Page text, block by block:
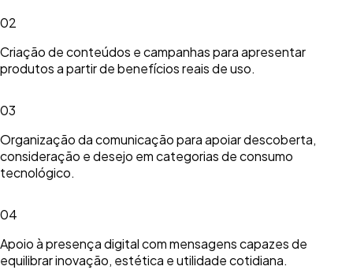
02
Criação de conteúdos e campanhas para apresentar
produtos a partir de benefícios reais de uso.
03
Organização da comunicação para apoiar descoberta,
consideração e desejo em categorias de consumo
tecnológico.
04
Apoio à presença digital com mensagens capazes de
equilibrar inovação, estética e utilidade cotidiana.